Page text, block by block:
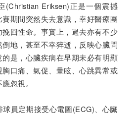
(Christian Eriksen)正是一個震撼
期間突然失去意識，幸好醫療團
回性命。事實上，過去亦有不少
地，甚至不幸猝逝，反映心臟問
是，心臟疾病在早期未必有明顯
口痛、氣促、暈眩、心跳異常或
忽視。
員定期接受心電圖(ECG)、心臟